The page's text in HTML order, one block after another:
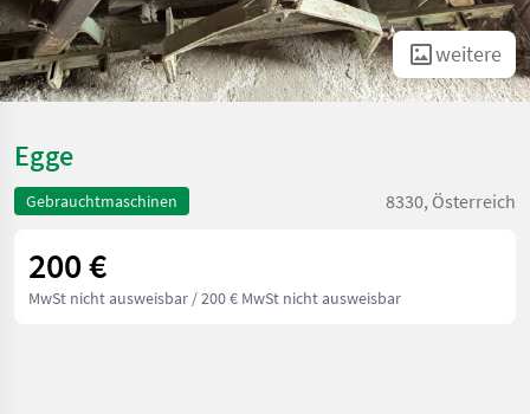
weitere
Egge
Gebrauchtmaschinen 8330, Österreich
200 €
MwSt nicht ausweisbar / 200 € MwSt nicht ausweisbar